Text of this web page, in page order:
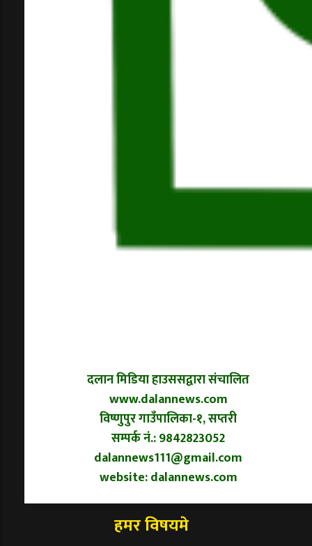
दलान मिडिया हाउससद्वारा संचालित
www.dalannews.com
विष्णुपुर गाउँपालिका-१, सप्तरी
सम्पर्क नं.: 9842823052
dalannews111@gmail.com
website: dalannews.com
हमर विषयमे